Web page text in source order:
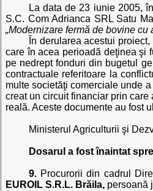
La data de 23 iunie 2005,
S.C. Com Adrianca SRL Satu
„Modernizare fermă de bovine
În derularea acestui
care în acea perioadă deţinea şi
pe nedrept fonduri din bugetul
contractuale referitoare la
multe societăţi comerciale unde
creat un circuit financiar prin care
reală. Aceste documente au fost
Ministerul Agriculturii şi
Dosarul a fost înaintat
9.Procurorii din cadrul
EUROIL S.R.L. Brăila, persoană